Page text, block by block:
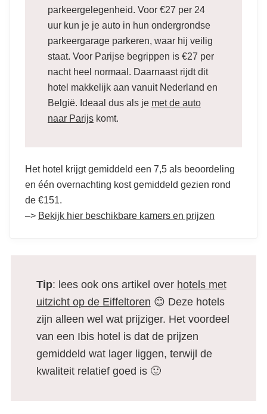
parkeergelegenheid. Voor €27 per 24
uur kun je je auto in hun ondergrondse
parkeergarage parkeren, waar hij veilig
staat. Voor Parijse begrippen is €27 per
nacht heel normaal. Daarnaast rijdt dit
hotel makkelijk aan vanuit Nederland en
België. Ideaal dus als je met de auto
naar Parijs komt.
Het hotel krijgt gemiddeld een 7,5 als beoordeling
en één overnachting kost gemiddeld gezien rond
de €151.
–> Bekijk hier beschikbare kamers en prijzen
Tip: lees ook ons artikel over hotels met
uitzicht op de Eiffeltoren 😊 Deze hotels
zijn alleen wel wat prijziger. Het voordeel
van een Ibis hotel is dat de prijzen
gemiddeld wat lager liggen, terwijl de
kwaliteit relatief goed is 🙂